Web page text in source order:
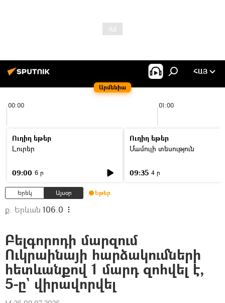
Արմենիա
ՀԱՅ
00:00 01:00
Ուղիղ եթեր
Լուրեր
09:00 6 ր
Ուղիղ եթեր
Մամուլի տեսություն
09:35 4 ր
Երեկ Այսօր Եթեր
ք. Երևան 106.0
Բելգորոդի մարզում
Ուկրաինայի հարձակումների
հետևանքով 1 մարդ զոհվել է,
5-ը` վիրավորվել